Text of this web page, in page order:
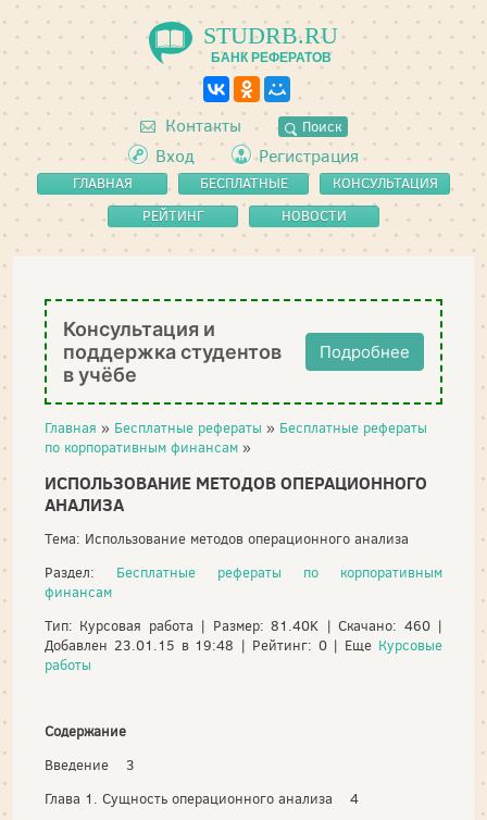
STUDRB.RU
БАНК РЕФЕРАТОВ
Контакты Поиск
Вход Регистрация
ГЛАВНАЯ
БЕСПЛАТНЫЕ
РЕФЕРАТЫ
КОНСУЛЬТАЦИЯ
РЕЙТИНГ
НОВОСТИ
Консультация и
поддержка студентов
в учёбе
Подробнее
Главная » Бесплатные рефераты » Бесплатные рефераты
по корпоративным финансам »
ИСПОЛЬЗОВАНИЕ МЕТОДОВ ОПЕРАЦИОННОГО
АНАЛИЗА
Тема: Использование методов операционного анализа
Раздел: Бесплатные рефераты по корпоративным
финансам
Тип: Курсовая работа | Размер: 81.40K | Скачано: 460 |
Добавлен 23.01.15 в 19:48 | Рейтинг: 0 | Еще Курсовые
работы
Содержание
Введение 3
Глава 1. Сущность операционного анализа 4